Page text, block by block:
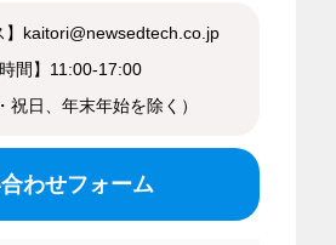
】kaitori@newsedtech.co.jp
時間】11:00-17:00
祝日、年末年始を除く）
わせフォーム